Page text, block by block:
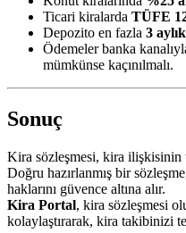
Ticari kiralarda TÜFE
Depozito en fazla 3
Ödemeler banka
mümkünse kaçınılmalı.
Sonuç
Kira sözleşmesi, kira ilişkisinin
Doğru hazırlanmış bir
haklarını güvence altına alır.
Kira Portal, kira sözleşmesi
kolaylaştırarak, kira takibinizi